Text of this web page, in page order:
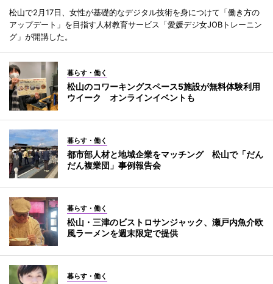
松山で2月17日、女性が基礎的なデジタル技術を身につけて「働き方の
アップデート」を目指す人材教育サービス「愛媛デジ女JOBトレーニン
グ」が開講した。
暮らす・働く
松山のコワーキングスペース5施設が無料体験利用
ウイーク オンラインイベントも
暮らす・働く
都市部人材と地域企業をマッチング 松山で「だん
だん複業団」事例報告会
暮らす・働く
松山・三津のビストロサンジャック、瀬戸内魚介欧
風ラーメンを週末限定で提供
暮らす・働く